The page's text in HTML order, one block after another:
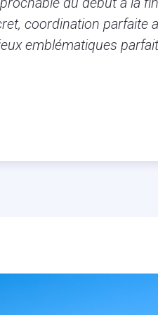
coordination parfaite
emblématiques